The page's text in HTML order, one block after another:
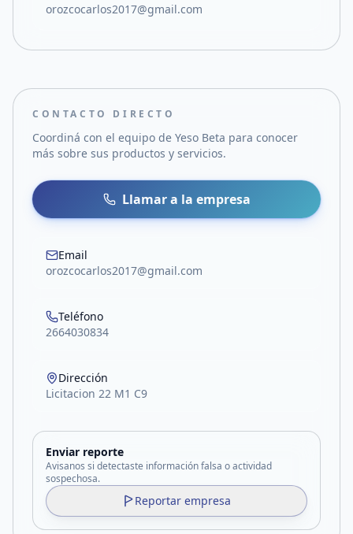
orozcocarlos2017@gmail.com
CONTACTO DIRECTO
Coordiná con el equipo de Yeso Beta para conocer
más sobre sus productos y servicios.
Llamar a la empresa
Email
orozcocarlos2017@gmail.com
Teléfono
2664030834
Dirección
Licitacion 22 M1 C9
Enviar reporte
Avisanos si detectaste información falsa o actividad
sospechosa.
Reportar empresa